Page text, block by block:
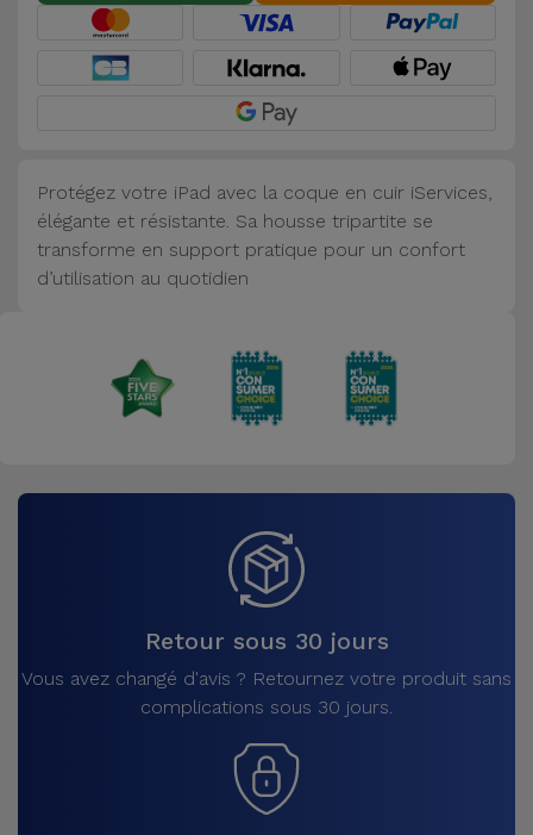
Accessoires
Mobilité,
Accessoires
d'ordinateur
Voir
Protégez votre iPad avec la coque en cuir iServices,
élégante et résistante. Sa housse tripartite se
transforme en support pratique pour un confort
d’utilisation au quotidien
Retour sous 30 jours
Vous avez changé d'avis ? Retournez votre produit sans
complications sous 30 jours.